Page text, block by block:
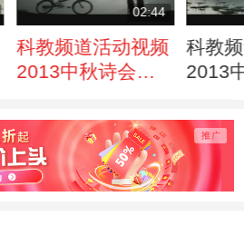
02:44
科教频道活动视频
2013中秋诗会
家》
科教
2013